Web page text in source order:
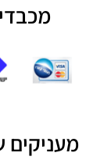
מעניקים